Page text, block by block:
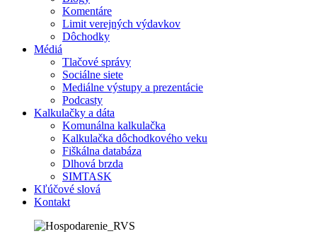
Komentáre
Limit verejných výdavkov
Dôchodky
Médiá
Tlačové správy
Sociálne siete
Mediálne výstupy a prezentácie
Podcasty
Kalkulačky a dáta
Komunálna kalkulačka
Kalkulačka dôchodkového veku
Fiškálna databáza
Dlhová brzda
SIMTASK
Kľúčové slová
Kontakt